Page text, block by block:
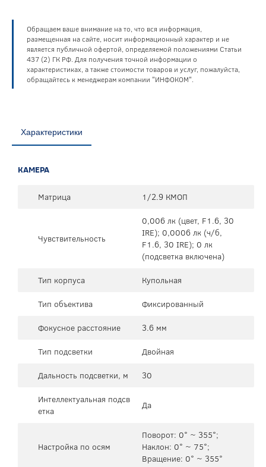
Обращаем ваше внимание на то, что вся информация,
размещенная на сайте, носит информационный характер и не
является публичной офертой, определяемой положениями Статьи
437 (2) ГК РФ. Для получения точной информации о
характеристиках, а также стоимости товаров и услуг, пожалуйста,
обращайтесь к менеджерам компании "ИНФОКОМ".
Характеристики
КАМЕРА
Матрица 1/2.9 КМОП
Чувствительность
0,006 лк (цвет, F1.6, 30
IRE); 0,0006 лк (ч/б,
F1.6, 30 IRE); 0 лк
(подсветка включена)
Тип корпуса
Купольная
Тип объектива
Фиксированный
Фокусное расстояние
3.6 мм
Тип подсветки
Двойная
Дальность подсветки, м
30
Интеллектуальная подсв
етка
Да
Настройка по осям
Поворот: 0° ~ 355°;
Наклон: 0° ~ 75°;
Вращение: 0° ~ 355°